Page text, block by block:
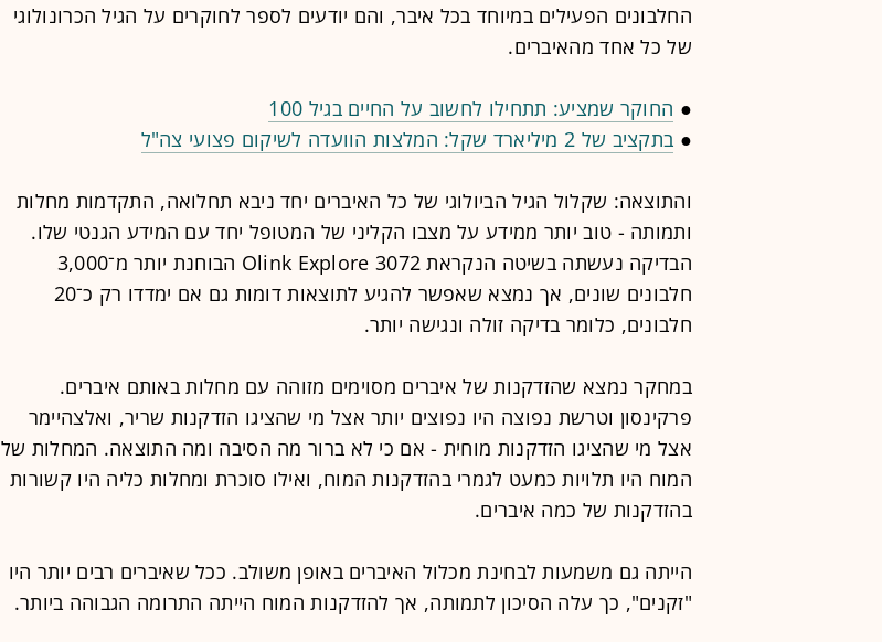
החלבונים הפעילים במיוחד בכל איבר, והם יודעים לספר לחוקרים על הגיל הכרונולוגי
של כל אחד מהאיברים.
● החוקר שמציע: תתחילו לחשוב על החיים בגיל 100
● בתקציב של 2 מיליארד שקל: המלצות הוועדה לשיקום פצועי צה"ל
והתוצאה: שקלול הגיל הביולוגי של כל האיברים יחד ניבא תחלואה, התקדמות מחלות
ותמותה - טוב יותר ממידע על מצבו הקליני של המטופל יחד עם המידע הגנטי שלו.
הבדיקה נעשתה בשיטה הנקראת Olink Explore 3072 הבוחנת יותר מ־3,000
חלבונים שונים, אך נמצא שאפשר להגיע לתוצאות דומות גם אם ימדדו רק כ־20
חלבונים, כלומר בדיקה זולה ונגישה יותר.
במחקר נמצא שהזדקנות של איברים מסוימים מזוהה עם מחלות באותם איברים.
פרקינסון וטרשת נפוצה היו נפוצים יותר אצל מי שהציגו הזדקנות שריר, ואלצהיימר
אצל מי שהציגו הזדקנות מוחית - אם כי לא ברור מה הסיבה ומה התוצאה. המחלות של
המוח היו תלויות כמעט לגמרי בהזדקנות המוח, ואילו סוכרת ומחלות כליה היו קשורות
בהזדקנות של כמה איברים.
הייתה גם משמעות לבחינת מכלול האיברים באופן משולב. ככל שאיברים רבים יותר היו
"זקנים", כך עלה הסיכון לתמותה, אך להזדקנות המוח הייתה התרומה הגבוהה ביותר.